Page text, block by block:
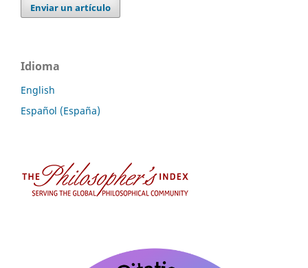
Enviar un artículo
Idioma
English
Español (España)